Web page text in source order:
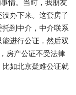
情。当时，我朋友
办下来。这套房子
到中介，中介联系
进行公证，然后双
房产公证不受法律
比如北京疑难公证就